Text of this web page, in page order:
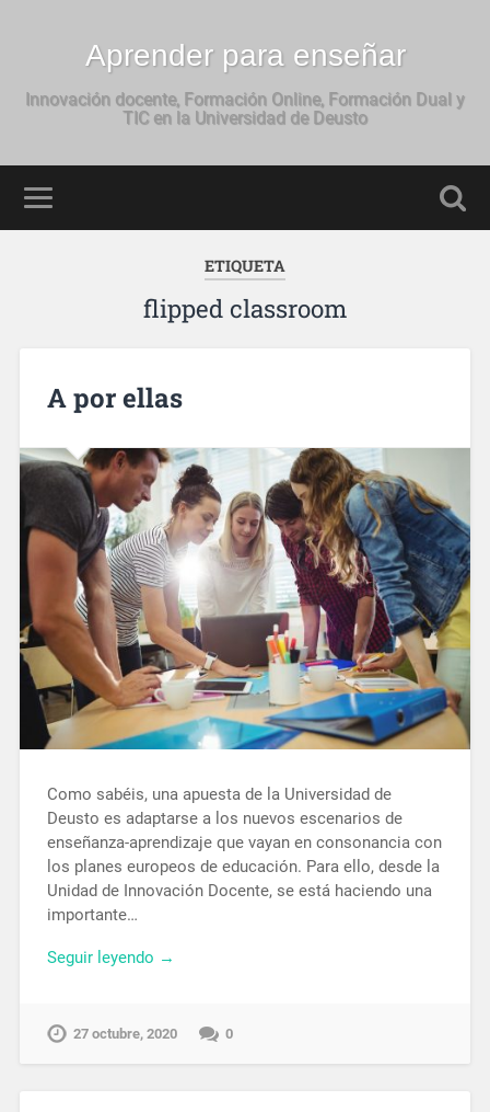
Aprender para enseñar
Innovación docente, Formación Online, Formación Dual y
TIC en la Universidad de Deusto
ETIQUETA
flipped classroom
A por ellas
Como sabéis, una apuesta de la Universidad de
Deusto es adaptarse a los nuevos escenarios de
enseñanza-aprendizaje que vayan en consonancia con
los planes europeos de educación. Para ello, desde la
Unidad de Innovación Docente, se está haciendo una
importante…
Seguir leyendo →
27 octubre, 2020 0